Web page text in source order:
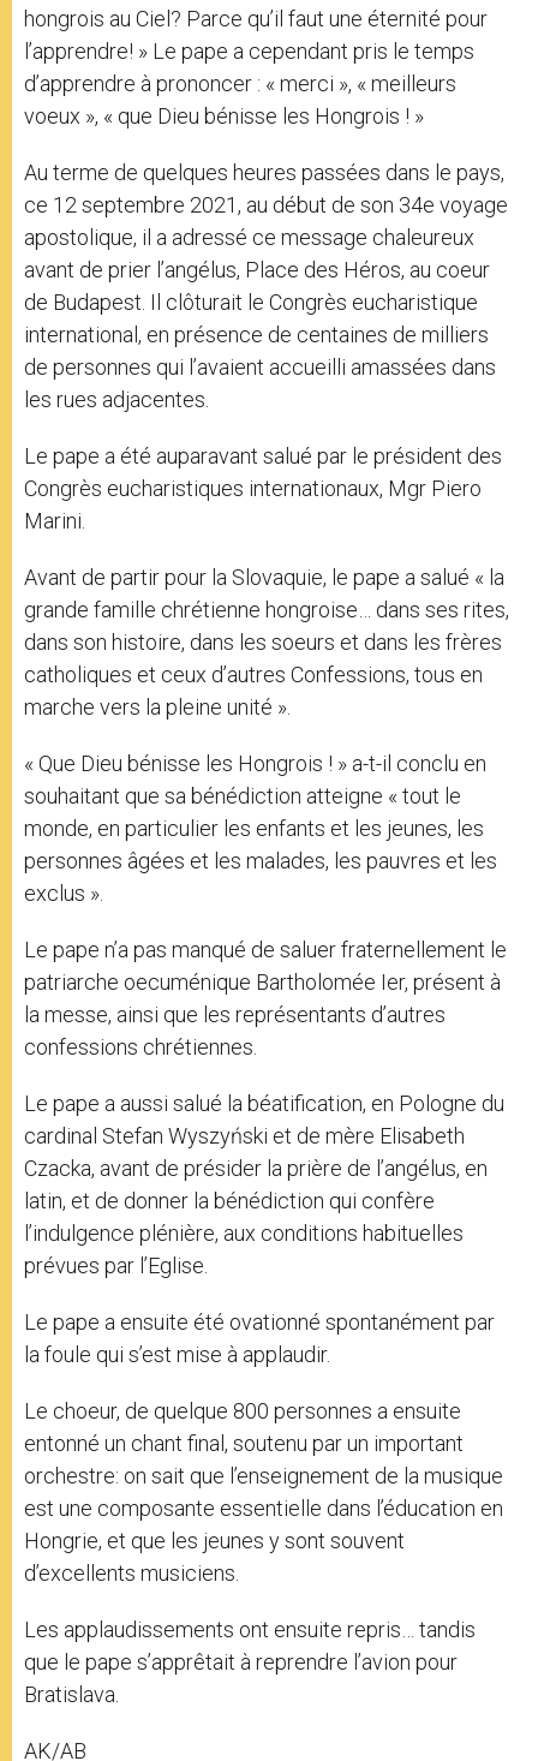
hongrois au Ciel? Parce qu’il faut une éternité pour
l’apprendre! » Le pape a cependant pris le temps
d’apprendre à prononcer : « merci », « meilleurs
voeux », « que Dieu bénisse les Hongrois ! »
Au terme de quelques heures passées dans le pays,
ce 12 septembre 2021, au début de son 34e voyage
apostolique, il a adressé ce message chaleureux
avant de prier l’angélus, Place des Héros, au coeur
de Budapest. Il clôturait le Congrès eucharistique
international, en présence de centaines de milliers
de personnes qui l’avaient accueilli amassées dans
les rues adjacentes.
Le pape a été auparavant salué par le président des
Congrès eucharistiques internationaux, Mgr Piero
Marini.
Avant de partir pour la Slovaquie, le pape a salué « la
grande famille chrétienne hongroise… dans ses rites,
dans son histoire, dans les soeurs et dans les frères
catholiques et ceux d’autres Confessions, tous en
marche vers la pleine unité ».
« Que Dieu bénisse les Hongrois ! » a-t-il conclu en
souhaitant que sa bénédiction atteigne « tout le
monde, en particulier les enfants et les jeunes, les
personnes âgées et les malades, les pauvres et les
exclus ».
Le pape n’a pas manqué de saluer fraternellement le
patriarche oecuménique Bartholomée Ier, présent à
la messe, ainsi que les représentants d’autres
confessions chrétiennes.
Le pape a aussi salué la béatification, en Pologne du
cardinal Stefan Wyszyński et de mère Elisabeth
Czacka, avant de présider la prière de l’angélus, en
latin, et de donner la bénédiction qui confère
l’indulgence plénière, aux conditions habituelles
prévues par l’Eglise.
Le pape a ensuite été ovationné spontanément par
la foule qui s’est mise à applaudir.
Le choeur, de quelque 800 personnes a ensuite
entonné un chant final, soutenu par un important
orchestre: on sait que l’enseignement de la musique
est une composante essentielle dans l’éducation en
Hongrie, et que les jeunes y sont souvent
d’excellents musiciens.
Les applaudissements ont ensuite repris… tandis
que le pape s’apprêtait à reprendre l’avion pour
Bratislava.
AK/AB